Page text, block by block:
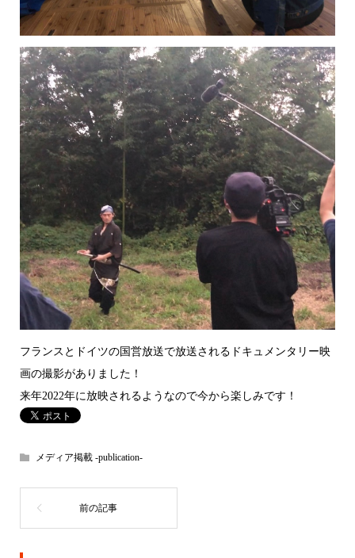
フランスとドイツの国営放送で放送されるドキュメンタリー映
画の撮影がありました！
来年2022年に放映されるようなので今から楽しみです！
メディア掲載 -publication-